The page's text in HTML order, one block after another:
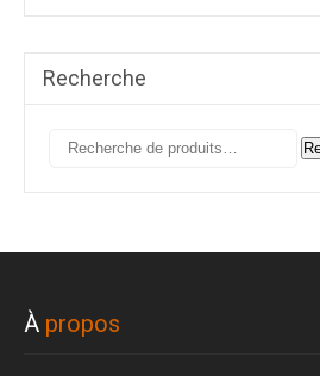
Recherche
Recherche
À propos